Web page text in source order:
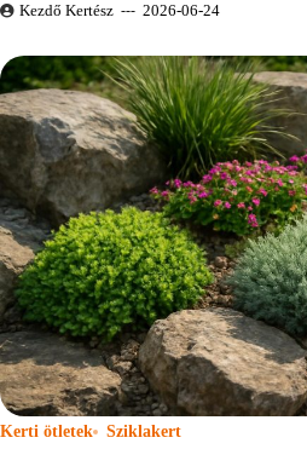
Kezdő Kertész 2026-06-24
Kerti ötletek Sziklakert